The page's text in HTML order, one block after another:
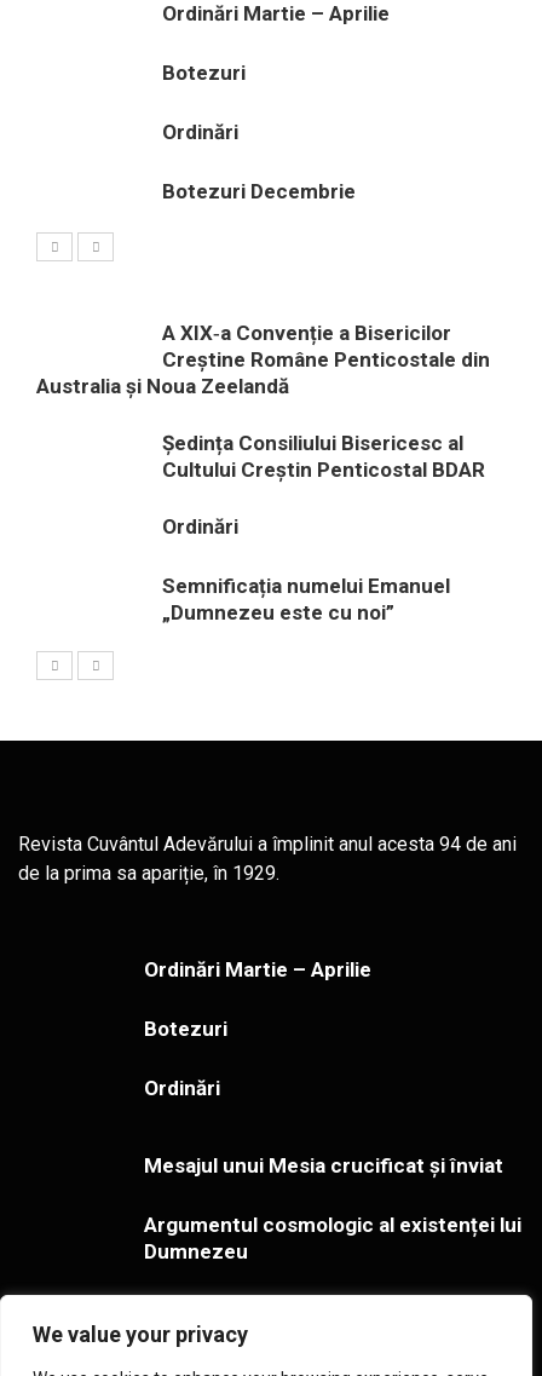
We value your privacy
Ordinări Martie – Aprilie
Botezuri
Ordinări
Botezuri Decembrie
A XIX‑a Convenție a Bisericilor
Creștine Române Penticostale din
Australia și Noua Zeelandă
Ședința Consiliului Bisericesc al
Cultului Creștin Penticostal BDAR
Ordinări
Semnificația numelui Emanuel
„Dumnezeu este cu noi”
Revista Cuvântul Adevărului a împlinit anul acesta 94 de ani
de la prima sa apariție, în 1929.
Ordinări Martie – Aprilie
Botezuri
Ordinări
Mesajul unui Mesia crucificat și înviat
Argumentul cosmologic al existenței lui
Dumnezeu
adevărul creștinismului